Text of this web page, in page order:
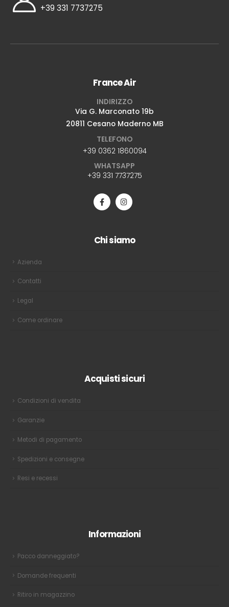
+39 331 7737275
France Air
INDIRIZZO
Via G. Marconato 19b
20811 Cesano Maderno MB
TELEFONO
+39 0362 1860094
WHATSAPP
+39 331 7737275
Chi siamo
Azienda
Contatti
Legal
Come ordinare
Acquisti sicuri
Condizioni di vendita
Garanzie
Metodi di pagamento
Spedizioni e consegne
Resi e recessi
Informazioni
Pacco danneggiato?
Domande frequenti
Ritiro in magazzino